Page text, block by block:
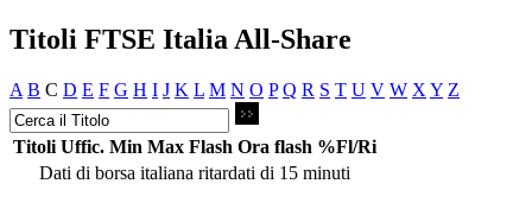
Titoli FTSE Italia All-Share
A B C D E F G H I J K L M N O P Q R S T U V W X Y Z
Titoli Uffic. Min Max Flash Ora flash %Fl/Ri
Dati di borsa italiana ritardati di 15 minuti